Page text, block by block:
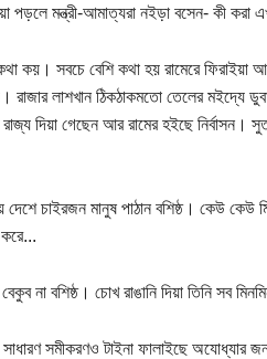
পড়লে মন্ত্রী-আমাত্যরা নইড়া বসেন- কী করা
কয়। সবচে বেশি কথা হয় রামেরে ফিরাইয়া
রাজার লাশখান ঠিকঠাকমতো তেলের মইদ্যে
দিয়া গেছেন আর রামের হইছে নির্বাসন।
চাইরজন মানুষ পাঠান বশিষ্ঠ। কেউ কেউ
না বশিষ্ঠ। চোখ রাঙানি দিয়া তিনি সব
সমীকরণও টাইনা ফালাইছে অযোধ্যার